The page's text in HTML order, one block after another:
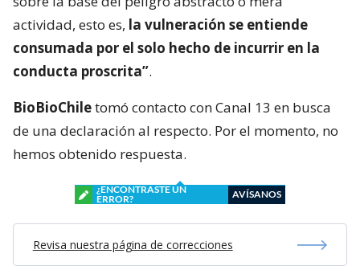
actividad, esto es, la vulneración se entiende
consumada por el solo hecho de incurrir en la
conducta proscrita”.
BioBioChiletomó contacto con Canal 13 en busca
de una declaración al respecto. Por el momento, no
hemos obtenido respuesta.
¿ENCONTRASTE UN
ERROR?
AVÍSANOS
Revisa nuestra página de correcciones